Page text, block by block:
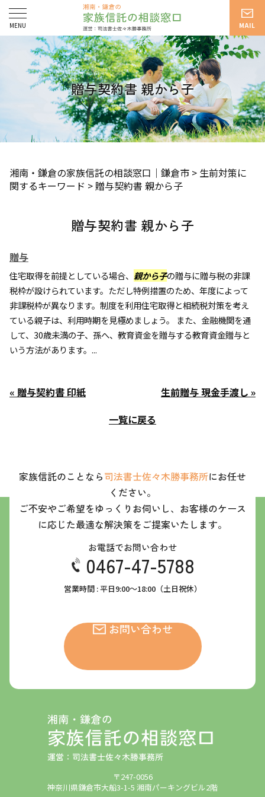
贈与契約書 親から子
湘南・鎌倉の家族信託の相談窓口｜鎌倉市 > 生前対策に
関するキーワード > 贈与契約書 親から子
贈与契約書 親から子
贈与
住宅取得を前提としている場合、 親から子の贈与に贈与税の非課
税枠が設けられています。ただし特例措置のため、年度によって
非課税枠が異なります。制度を利用住宅取得と相続税対策を考え
ている親子は、利用時期を見極めましょう。 また、金融機関を通
して、30歳未満の子、孫へ、教育資金を贈与する教育資金贈与と
いう方法があります。...
« 贈与契約書 印紙
生前贈与 現金手渡し »
一覧に戻る
家族信託のことなら司法書士佐々木勝事務所にお任せ
ください。
ご不安やご希望をゆっくりお伺いし、お客様のケース
に応じた最適な解決策をご提案いたします。
お電話でお問い合わせ
0467-47-5788
営業時間 : 平日9:00～18:00（土日祝休）
お問い合わせ
〒247-0056
神奈川県鎌倉市大船3-1-5 湘南パーキングビル2階